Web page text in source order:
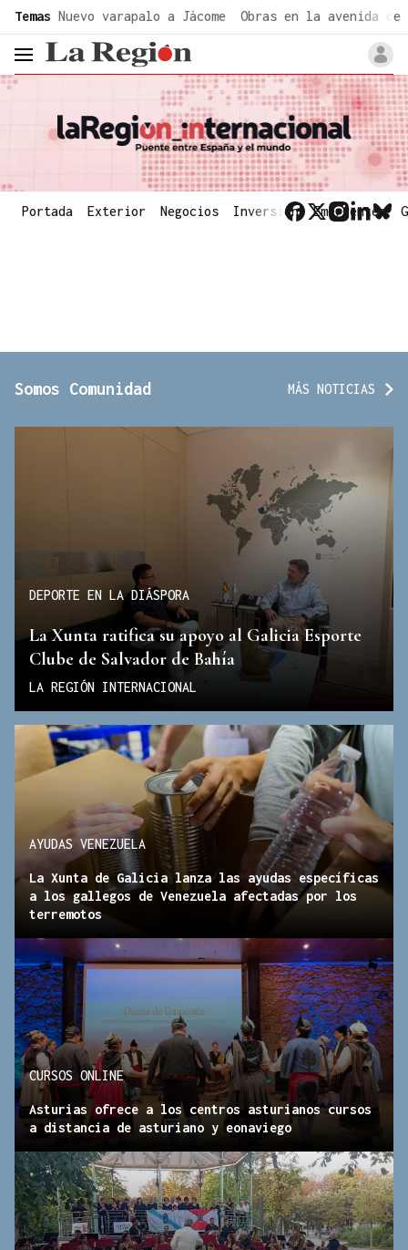
Temas Nuevo varapalo a Jácome Obras en la avenida de
header.menu.open
La Región Internacional
Portada Exterior Negocios Inversión Emergentes
Somos Comunidad MÁS NOTICIAS
DEPORTE EN LA DIÁSPORA
La Xunta ratifica su apoyo al Galicia Esporte
Clube de Salvador de Bahía
LA REGIÓN INTERNACIONAL
AYUDAS VENEZUELA
La Xunta de Galicia lanza las ayudas específicas
a los gallegos de Venezuela afectadas por los
terremotos
CURSOS ONLINE
Asturias ofrece a los centros asturianos cursos
a distancia de asturiano y eonaviego